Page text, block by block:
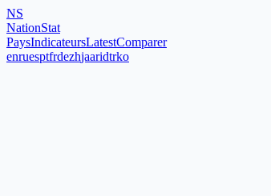
NS
NationStat
PaysIndicateursLatestComparer
enruesptfrdezhjaaridtrko